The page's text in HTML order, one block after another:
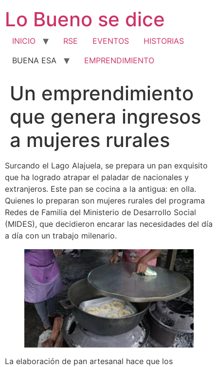
contenido
Lo Bueno se dice
INICIO RSE EVENTOS
HISTORIAS
BUENA ESA
EMPRENDIMIENTO
Un emprendimiento
que genera ingresos
a mujeres rurales
Surcando el Lago Alajuela, se prepara un pan exquisito
que ha logrado atrapar el paladar de nacionales y
extranjeros. Este pan se cocina a la antigua: en olla.
Quienes lo preparan son mujeres rurales del programa
Redes de Familia del Ministerio de Desarrollo Social
(MIDES), que decidieron encarar las necesidades del día
a día con un trabajo milenario.
La elaboración de pan artesanal hace que los